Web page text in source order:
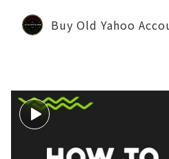
Buy Old Yahoo